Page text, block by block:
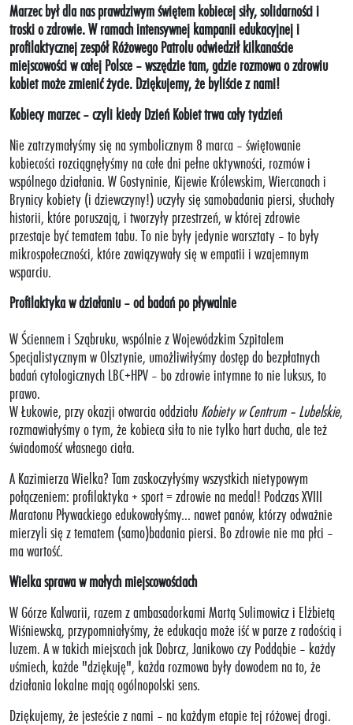
Marzec był dla nas prawdziwym świętem kobiecej siły, solidarności i
troski o zdrowie. W ramach intensywnej kampanii edukacyjnej i
profilaktycznej zespół Różowego Patrolu odwiedził kilkanaście
miejscowości w całej Polsce – wszędzie tam, gdzie rozmowa o zdrowiu
kobiet może zmienić życie. Dziękujemy, że byliście z nami!
Kobiecy marzec – czyli kiedy Dzień Kobiet trwa cały tydzień
Nie zatrzymałyśmy się na symbolicznym 8 marca – świętowanie
kobiecości rozciągnęłyśmy na całe dni pełne aktywności, rozmów i
wspólnego działania. W Gostyninie, Kijewie Królewskim, Wiercanach i
Brynicy kobiety (i dziewczyny!) uczyły się samobadania piersi, słuchały
historii, które poruszają, i tworzyły przestrzeń, w której zdrowie
przestaje być tematem tabu. To nie były jedynie warsztaty – to były
mikrospołeczności, które zawiązywały się w empatii i wzajemnym
wsparciu.
Profilaktyka w działaniu – od badań po pływalnie
W Ściennem i Sząbruku, wspólnie z Wojewódzkim Szpitalem
Specjalistycznym w Olsztynie, umożliwiłyśmy dostęp do bezpłatnych
badań cytologicznych LBC+HPV – bo zdrowie intymne to nie luksus, to
prawo.
W Łukowie, przy okazji otwarcia oddziału Kobiety w Centrum – Lubelskie,
rozmawiałyśmy o tym, że kobieca siła to nie tylko hart ducha, ale też
świadomość własnego ciała.
A Kazimierza Wielka? Tam zaskoczyłyśmy wszystkich nietypowym
połączeniem: profilaktyka + sport = zdrowie na medal! Podczas XVIII
Maratonu Pływackiego edukowałyśmy... nawet panów, którzy odważnie
mierzyli się z tematem (samo)badania piersi. Bo zdrowie nie ma płci –
ma wartość.
Wielka sprawa w małych miejscowościach
W Górze Kalwarii, razem z ambasadorkami Martą Sulimowicz i Elżbietą
Wiśniewską, przypomniałyśmy, że edukacja może iść w parze z radością i
luzem. A w takich miejscach jak Dobrcz, Janikowo czy Poddąbie – każdy
uśmiech, każde "dziękuję", każda rozmowa były dowodem na to, że
działania lokalne mają ogólnopolski sens.
Dziękujemy, że jesteście z nami – na każdym etapie tej różowej drogi.